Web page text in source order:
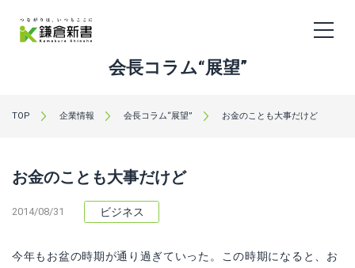
会長コラム“展望”
TOP 企業情報 会長コラム“展望” お金のことも大事だけど
お金のことも大事だけど
2014/08/31 ビジネス
今年もお盆の時期が通り過ぎていった。この時期になると、お